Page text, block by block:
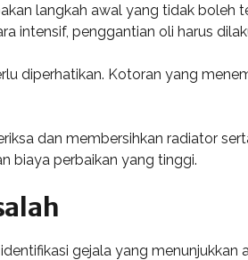
langkah awal yang tidak boleh
intensif, penggantian oli harus
diperhatikan. Kotoran yang
dan membersihkan radiator
biaya perbaikan yang tinggi.
gejala yang